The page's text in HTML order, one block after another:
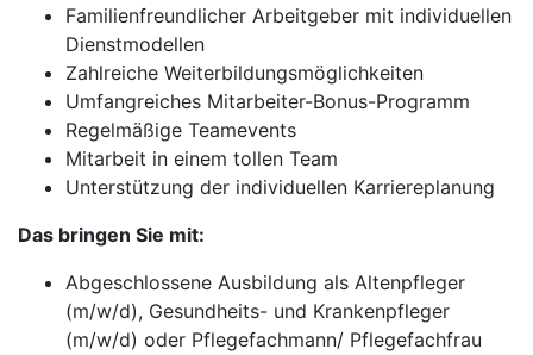
Familienfreundlicher Arbeitgeber mit individuellen
Dienstmodellen
Zahlreiche Weiterbildungsmöglichkeiten
Umfangreiches Mitarbeiter-Bonus-Programm
Regelmäßige Teamevents
Mitarbeit in einem tollen Team
Unterstützung der individuellen Karriereplanung
Das bringen Sie mit:
Abgeschlossene Ausbildung als Altenpfleger
(m/w/d), Gesundheits- und Krankenpfleger
(m/w/d) oder Pflegefachmann/ Pflegefachfrau